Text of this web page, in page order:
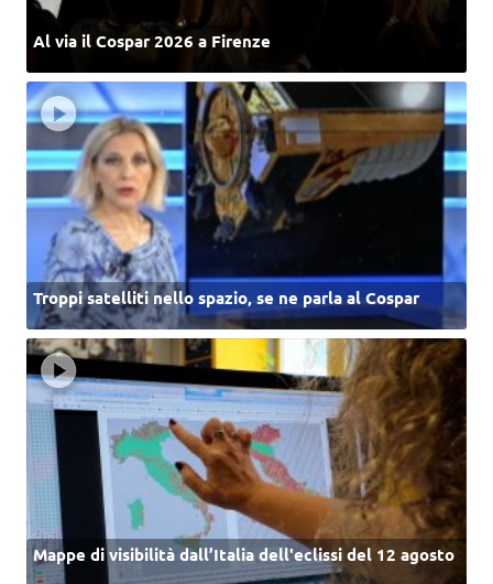
Al via il Cospar 2026 a Firenze
Troppi satelliti nello spazio, se ne parla al Cospar
Mappe di visibilità dall’Italia dell'eclissi del 12 agosto